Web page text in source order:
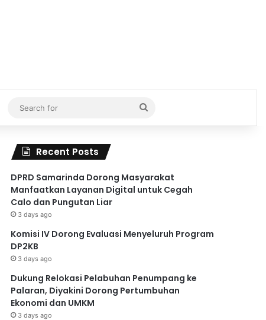
Search
for
Recent Posts
DPRD Samarinda Dorong Masyarakat
Manfaatkan Layanan Digital untuk Cegah
Calo dan Pungutan Liar
3 days ago
Komisi IV Dorong Evaluasi Menyeluruh Program
DP2KB
3 days ago
Dukung Relokasi Pelabuhan Penumpang ke
Palaran, Diyakini Dorong Pertumbuhan
Ekonomi dan UMKM
3 days ago